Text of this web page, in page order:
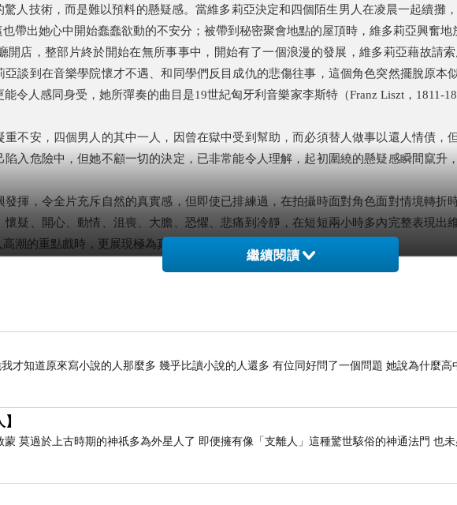
人技術，而是難以預料的懸疑感。當維多莉亞決定和四個陌生男人在凌晨一起續攤
帶出她心中開始蠢蠢欲動的不安分；被帶到秘密聚會地點的屋頂時，維多莉亞興奮
開店，整部片終於開始在無所事事中，開始有了一個浪漫的發展，維多莉亞藉故請
談到在音樂學院懷才不遇、和同學們反目成仇的悲傷往事，這個角色突然擺脫原
令人感同身受，她所彈奏的曲目是19世紀匈牙利音樂家李斯特（Franz Liszt，1811-
不安，四個男人的其中一人，因曾在獄中受到幫助，而必須替人做事以還人情債
入危險中，但她不顧一切的決定，已非常能令人理解，起初圍繞的懸疑感瞬間竄
揮，令全片充斥自然的真實感，但即使已排練過，在拍攝時面對角色面對情境轉
疑、開心、動情、沮喪、大膽、恐懼、悲痛到冷靜，在短短兩小時多內完整表現
潮的重點戲時，更展現極為真實的精湛演技。
情感張力，都足以媲美去年問世的另一部傑作《進擊的鼓手》（Whiplash，2014
鄉人，卻諷刺地在他鄉的街道上，走出在故鄉感受不到的踏實感。
繼續閱讀
才知道原來寫小說的人那麼多 幾乎比讀小說的人還多 有位同好問了一個問題 她說為什麼高
莫過於上古時期的神祇多為外星人了 即便擁有像「支離人」這種驚世駭俗的神通法門 也